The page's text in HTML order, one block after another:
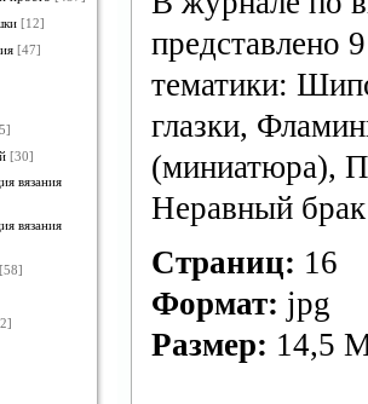
[12]
[47]
[30]
вязания
вязания
[58]
представлено
тематики:
глазки,
(миниатюра),
Неравный
Страниц: 16
Формат: jpg
Размер: 14,5